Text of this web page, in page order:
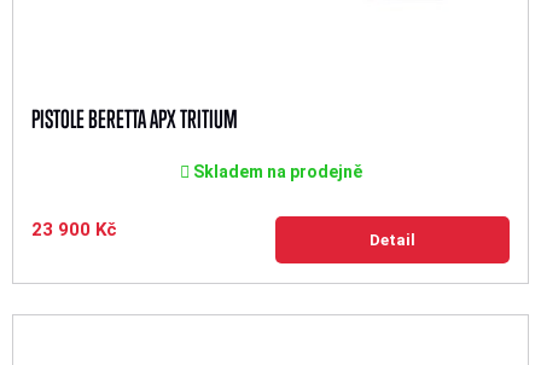
PISTOLE BERETTA APX TRITIUM
Skladem na prodejně
23 900 Kč Detail